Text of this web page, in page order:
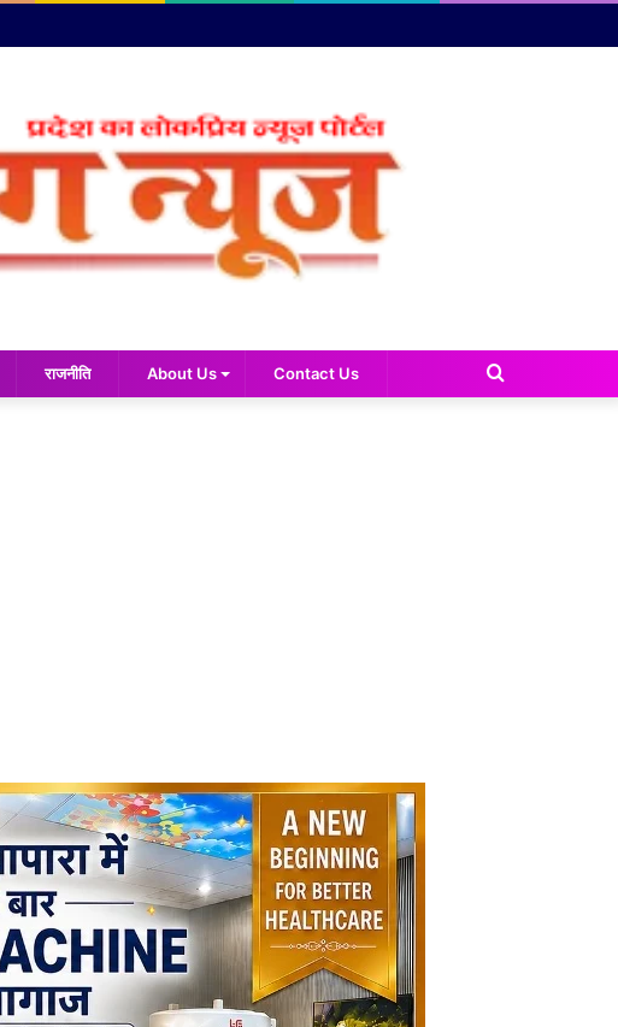
राजनीति About Us Contact Us
Search